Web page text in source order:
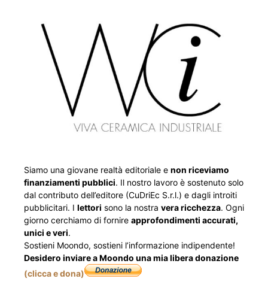
Siamo una giovane realtà editoriale e non riceviamo
finanziamenti pubblici. Il nostro lavoro è sostenuto solo
dal contributo dell’editore (CuDriEc S.r.l.) e dagli introiti
pubblicitari. I lettori sono la nostra vera ricchezza. Ogni
giorno cerchiamo di fornire approfondimenti accurati,
unici e veri.
Sostieni Moondo, sostieni l’informazione indipendente!
Desidero inviare a Moondo una mia libera donazione
(clicca e dona)